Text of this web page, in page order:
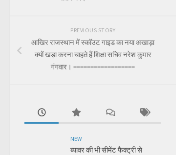
PREVIOUS STORY
आखिर राजस्थान में स्कॉउट गाइड का नया अखाड़ा
क्यों खड़ा करना चाहते हैं शिक्षा सचिव नरेश कुमार
गंगवार। ==================
NEW
ब्यावर की भी सीमेंट फैक्ट्री से